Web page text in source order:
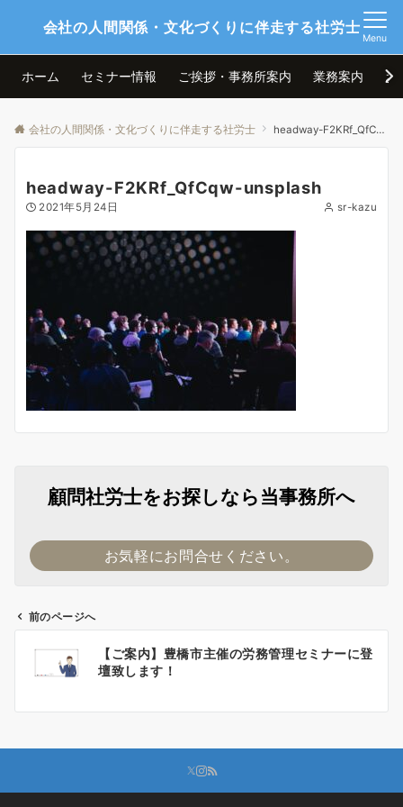
会社の人間関係・文化づくりに伴走する社労士
Menu
ホーム セミナー情報 ご挨拶・事務所案内 業務案内 お
会社の人間関係・文化づくりに伴走する社労士 headway-F2KRf_QfCqw-unsplash
headway-F2KRf_QfCqw-unsplash
2021年5月24日 sr-kazu
顧問社労士をお探しなら当事務所へ
お気軽にお問合せください。
ー
ョ
前のページへ
【ご案内】豊橋市主催の労務管理セミナーに登
壇致します！